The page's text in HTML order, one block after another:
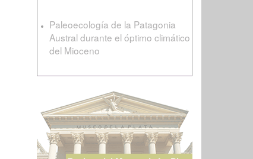
Paleoecología de la Patagonia
Austral durante el óptimo climático
del Mioceno